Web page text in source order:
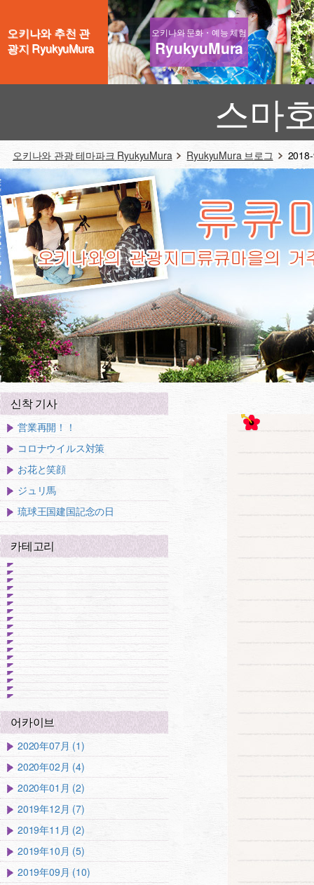
오키나와 추천 관
광지 RyukyuMura
오키나와 문화・예능 체험
RyukyuMura
스마
오키나와 관광 테마파크 RyukyuMura RyukyuMura 브로그
신착 기사
営業再開！！
コロナウイルス対策
お花と笑顔
ジュリ馬
琉球王国建国記念の日
카테고리
어카이브
2020年07月 (1)
2020年02月 (4)
2020年01月 (2)
2019年12月 (7)
2019年11月 (2)
2019年10月 (5)
2019年09月 (10)